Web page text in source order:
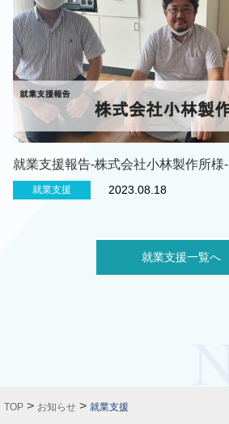
就業支援報告-株式会社小林製作所様-
就業支援 2023.08.18
就業支援一覧へ
TOP > お知らせ > 就業支援